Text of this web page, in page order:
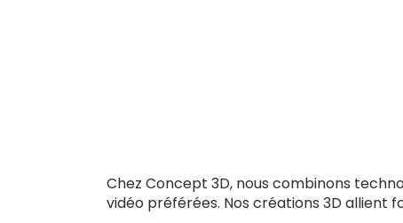
Chez Concept 3D, nous combinons
vidéo préférées. Nos créations 3D allient